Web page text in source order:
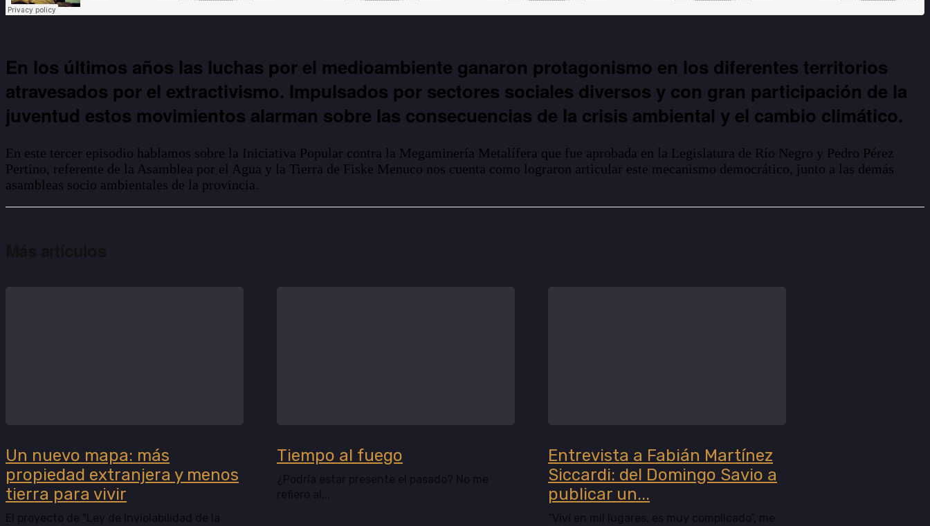
En los últimos años las luchas por el medioambiente ganaron protagonismo en los diferentes territorios
atravesados por el extractivismo. Impulsados por sectores sociales diversos y con gran participación de la
juventud estos movimientos alarman sobre las consecuencias de la crisis ambiental y el cambio climático.
En este tercer episodio hablamos sobre la Iniciativa Popular contra la Megaminería Metalífera que fue aprobada en la Legislatura de Río Negro y Pedro Pérez
Pertino, referente de la Asamblea por el Agua y la Tierra de Fiske Menuco nos cuenta como lograron articular este mecanismo democrático, junto a las demás
asambleas socio ambientales de la provincia.
Un nuevo mapa: más
propiedad extranjera y menos
tierra para vivir
El proyecto de "Ley de Inviolabilidad de la
Tiempo al fuego
¿Podría estar presente el pasado? No me
refiero al...
Entrevista a Fabián Martínez
Siccardi: del Domingo Savio a
publicar un...
“Viví en mil lugares, es muy complicado”, me